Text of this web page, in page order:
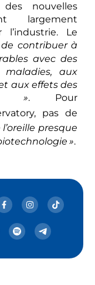
nouvelles
largement
l’industrie. Le
contribuer à
avec des
aux
aux effets des
». Pour
pas de
presque
».